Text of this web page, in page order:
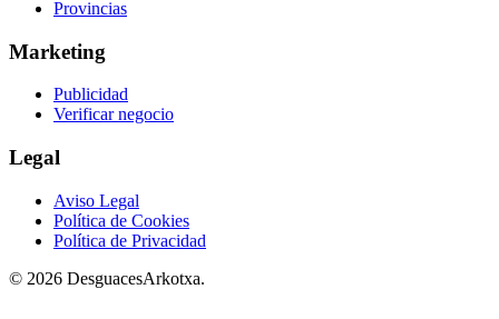
Provincias
Marketing
Publicidad
Verificar negocio
Legal
Aviso Legal
Política de Cookies
Política de Privacidad
© 2026 DesguacesArkotxa.